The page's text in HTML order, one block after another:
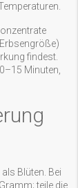
findest.
Minuten,
Blüten. Bei
teile die